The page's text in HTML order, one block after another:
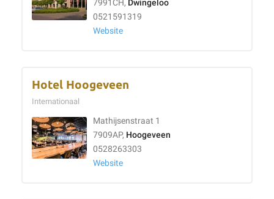
7991CH, Dwingeloo
0521591319
Website
Hotel Hoogeveen
Internationaal
Mathijsenstraat 1
7909AP, Hoogeveen
0528263303
Website